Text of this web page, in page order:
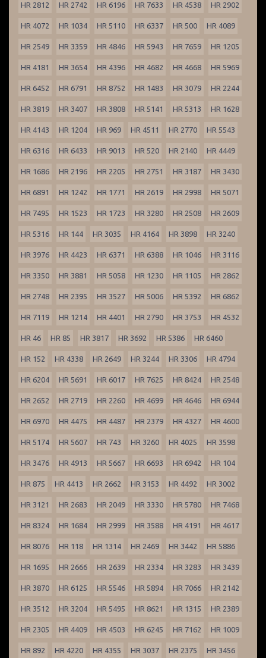
HR 2812 HR 2742 HR 6196 HR 7633 HR 4538 HR 2902
HR 4072 HR 1034 HR 5110 HR 6337 HR 500 HR 4089
HR 2549 HR 3359 HR 4846 HR 5943 HR 7659 HR 1205
HR 4181 HR 3654 HR 4396 HR 4682 HR 4668 HR 5969
HR 6452 HR 6791 HR 8752 HR 1483 HR 3079 HR 2244
HR 3819 HR 3407 HR 3808 HR 5141 HR 5313 HR 1628
HR 4143 HR 1204 HR 969 HR 4511 HR 2770 HR 5543
HR 6316 HR 6433 HR 9013 HR 520 HR 2140 HR 4449
HR 1686 HR 2196 HR 2205 HR 2751 HR 3187 HR 3430
HR 6891 HR 1242 HR 1771 HR 2619 HR 2998 HR 5071
HR 7495 HR 1523 HR 1723 HR 3280 HR 2508 HR 2609
HR 5316 HR 144 HR 3035 HR 4164 HR 3898 HR 3240
HR 3976 HR 4423 HR 6371 HR 6388 HR 1046 HR 3116
HR 3350 HR 3881 HR 5058 HR 1230 HR 1105 HR 2862
HR 2748 HR 2395 HR 3527 HR 5006 HR 5392 HR 6862
HR 7119 HR 1214 HR 4401 HR 2790 HR 3753 HR 4532
HR 46 HR 85 HR 3817 HR 3692 HR 5386 HR 6460
HR 152 HR 4338 HR 2649 HR 3244 HR 3306 HR 4794
HR 6204 HR 5691 HR 6017 HR 7625 HR 8424 HR 2548
HR 2652 HR 2719 HR 2260 HR 4699 HR 4646 HR 6944
HR 6970 HR 4475 HR 4487 HR 2379 HR 4327 HR 4600
HR 5174 HR 5607 HR 743 HR 3260 HR 4025 HR 3598
HR 3476 HR 4913 HR 5667 HR 6693 HR 6942 HR 104
HR 875 HR 4413 HR 2662 HR 3153 HR 4492 HR 3002
HR 3121 HR 2683 HR 2049 HR 3330 HR 5780 HR 7468
HR 8324 HR 1684 HR 2999 HR 3588 HR 4191 HR 4617
HR 8076 HR 118 HR 1314 HR 2469 HR 3442 HR 5886
HR 1695 HR 2666 HR 2639 HR 2334 HR 3283 HR 3439
HR 3870 HR 6125 HR 5546 HR 5894 HR 7066 HR 2142
HR 3512 HR 3204 HR 5495 HR 8621 HR 1315 HR 2389
HR 2305 HR 4409 HR 4503 HR 6245 HR 7162 HR 1009
HR 892 HR 4220 HR 4355 HR 3037 HR 2375 HR 3456